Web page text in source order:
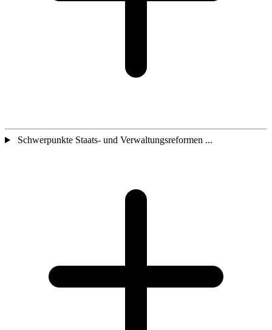
Schwerpunkte Staats- und Verwaltungsreformen ...